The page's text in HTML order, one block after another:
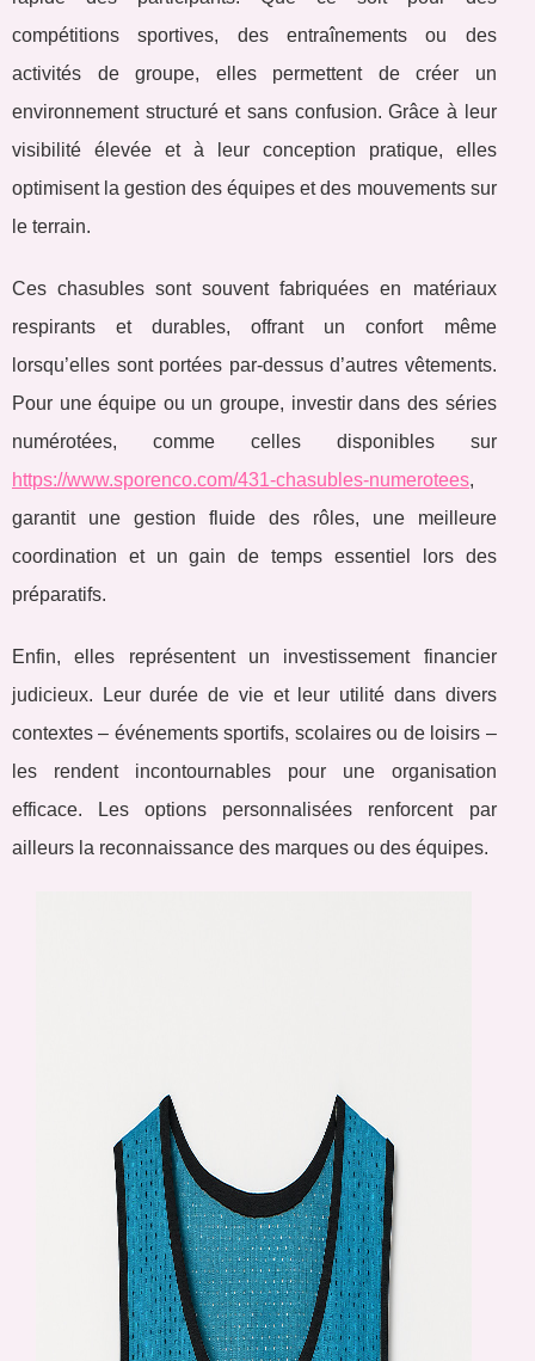
compétitions sportives, des entraînements ou des
activités de groupe, elles permettent de créer un
environnement structuréet sans confusion. Grâce à leur
visibilité élevée et à leur conception pratique, elles
optimisent la gestion des équipes et des mouvements sur
le terrain.
Ces chasubles sont souvent fabriquées en matériaux
respirants et durables, offrant un confort même
lorsqu’elles sont portées par-dessus d’autres vêtements.
Pour une équipe ou un groupe, investir dans des séries
numérotées, comme celles disponibles sur
https://www.sporenco.com/431-chasubles-numerotees,
garantit une gestion fluide des rôles, une meilleure
coordination et un gain de temps essentiel lors des
préparatifs.
Enfin, elles représentent un investissement financier
judicieux. Leur durée de vie et leur utilité dans divers
contextes – événements sportifs, scolaires ou de loisirs –
les rendent incontournables pour une organisation
efficace. Les options personnalisées renforcent par
ailleurs la reconnaissance des marques ou des équipes.